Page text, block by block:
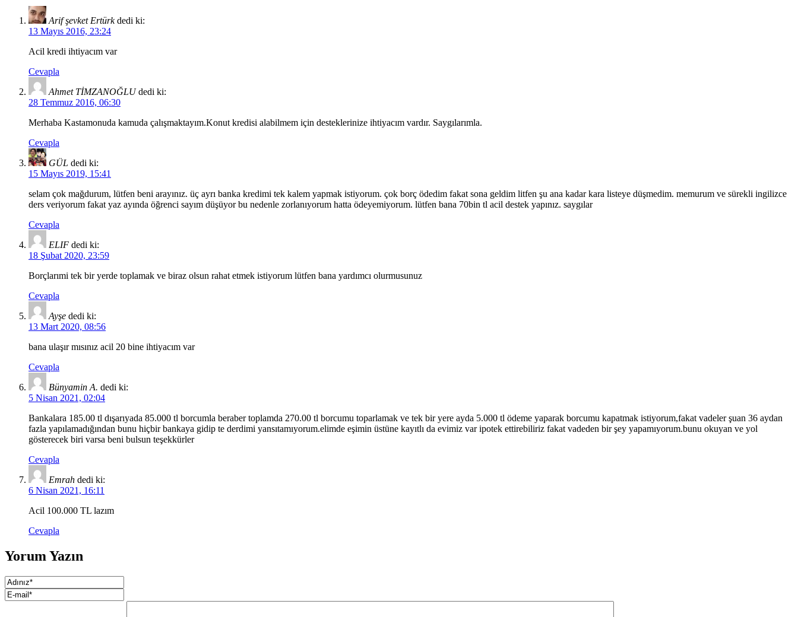
Arif şevket Ertürk dedi ki:
13 Mayıs 2016, 23:24
Acil kredi ihtiyacım var
Cevapla
Ahmet TİMZANOĞLU dedi ki:
28 Temmuz 2016, 06:30
Merhaba Kastamonuda kamuda çalışmaktayım.Konut kredisi alabilmem için desteklerinize ihtiyacım vardır. Saygılarımla.
Cevapla
GÜL dedi ki:
15 Mayıs 2019, 15:41
selam çok mağdurum, lütfen beni arayınız. üç ayrı banka kredimi tek kalem yapmak istiyorum. çok borç ödedim fakat sona geldim litfen şu ana kadar kara listeye düşmedim. memurum ve sürekli ingilizce
ders veriyorum fakat yaz ayında öğrenci sayım düşüyor bu nedenle zorlanıyorum hatta ödeyemiyorum. lütfen bana 70bin tl acil destek yapınız. saygılar
Cevapla
ELIF dedi ki:
18 Şubat 2020, 23:59
Borçlarımi tek bir yerde toplamak ve biraz olsun rahat etmek istiyorum lütfen bana yardımcı olurmusunuz
Cevapla
Ayşe dedi ki:
13 Mart 2020, 08:56
bana ulaşır mısınız acil 20 bine ihtiyacım var
Cevapla
Bünyamin A. dedi ki:
5 Nisan 2021, 02:04
Bankalara 185.00 tl dışarıyada 85.000 tl borcumla beraber toplamda 270.00 tl borcumu toparlamak ve tek bir yere ayda 5.000 tl ödeme yaparak borcumu kapatmak istiyorum,fakat vadeler şuan 36 aydan
fazla yapılamadığından bunu hiçbir bankaya gidip te derdimi yansıtamıyorum.elimde eşimin üstüne kayıtlı da evimiz var ipotek ettirebiliriz fakat vadeden bir şey yapamıyorum.bunu okuyan ve yol
gösterecek biri varsa beni bulsun teşekkürler
Cevapla
Emrah dedi ki:
6 Nisan 2021, 16:11
Acil 100.000 TL lazım
Cevapla
Yorum Yazın